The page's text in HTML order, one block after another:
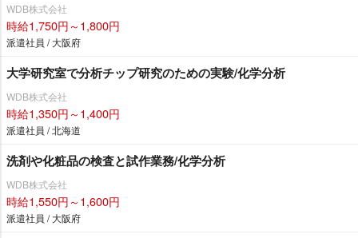
WDB株式会社
時給1,750円～1,800円
派遣社員 / 大阪府
大学研究室で分析チップ研究のための実験/化学分析
WDB株式会社
時給1,350円～1,400円
派遣社員 / 北海道
洗剤や化粧品の検査と試作業務/化学分析
WDB株式会社
時給1,550円～1,600円
派遣社員 / 大阪府